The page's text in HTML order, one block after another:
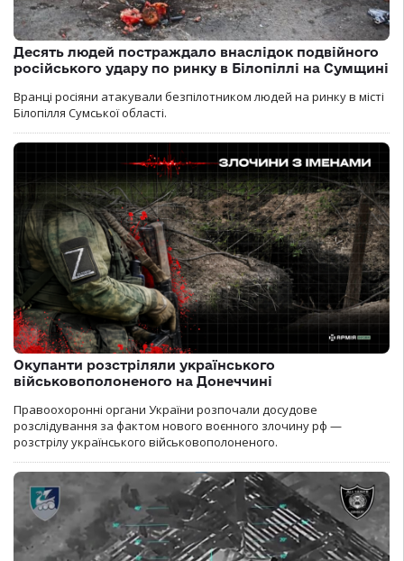
Десять людей постраждало внаслідок подвійного
російського удару по ринку в Білопіллі на Сумщині
Вранці росіяни атакували безпілотником людей на ринку в місті
Білопілля Сумської області.
Окупанти розстріляли українського
військовополоненого на Донеччині
Правоохоронні органи України розпочали досудове
розслідування за фактом нового воєнного злочину рф —
розстрілу українського військовополоненого.